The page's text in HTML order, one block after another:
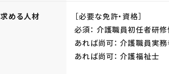
求める人材
［必要な免許・資格］
必須： 介護職員初任者研
あれば尚可： 介護職員実
あれば尚可： 介護福祉士